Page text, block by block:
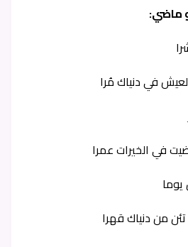
ماضي:
دنياك مُرا
عمرا
قهرا